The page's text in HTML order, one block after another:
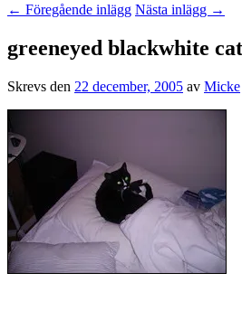
← Föregående inlägg Nästa inlägg →
greeneyed blackwhite
Skrevs den 22 december, 2005 av Micke